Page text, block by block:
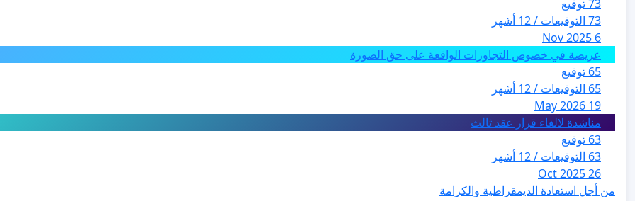
73 توقيع
73 التوقيعات / 12 أشهر
6 Nov 2025
عريضة في خصوص التجاوزات الواقعة على حق الصورة
65 توقيع
65 التوقيعات / 12 أشهر
19 May 2026
مناشدة لالغاء قرار عقد ثالث
63 توقيع
63 التوقيعات / 12 أشهر
26 Oct 2025
من أجل استعادة الديمقراطية والكرامة